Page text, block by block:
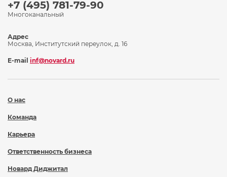
+7 (495) 781-79-90
Многоканальный
О нас
Команда
Карьера
Ответственность бизнеса
Новард Диджитал
Адрес
Москва, Институтский переулок, д. 16
E-mail inf@novard.ru